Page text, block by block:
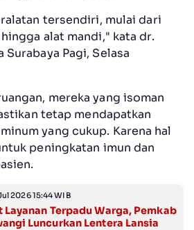
tersendiri, mulai dari
alat mandi," kata dr.
Pagi, Selasa
mereka yang isoman
tetap mendapatkan
yang cukup. Karena hal
peningkatan imun dan
2026 15:44 WIB
Layanan Terpadu Warga, Pemkab
Luncurkan Lentera Lansia